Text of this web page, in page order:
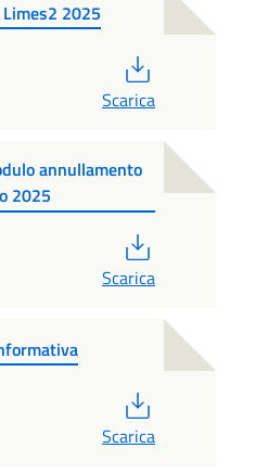
2025
Scarica
annullamento
2025
Scarica
Scarica